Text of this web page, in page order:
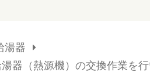
湯器
器（熱源機）の交換作業を